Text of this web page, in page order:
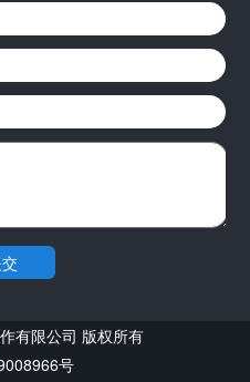
有限公司 版权所有
号